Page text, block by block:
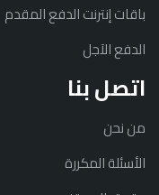
باقات إنترنت الدفع المقدم
الدفع الآجل
اتصل بنا
من نحن
الأسئلة المكررة